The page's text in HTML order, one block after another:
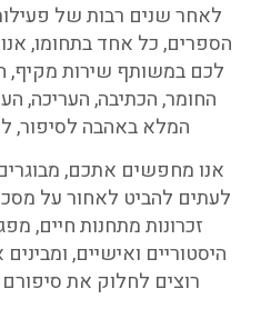
לאחר שנים רבות של
הספרים, כל אחד בתחומו,
לכם במשותף שירות מקיף,
החומר, הכתיבה, העריכה,
המלא באהבה לסיפור,
אנו מחפשים אתכם,
לעתים להביט לאחור על
זכרונות מתחנות חיים,
היסטוריים ואישיים,
רוצים לחלוק את